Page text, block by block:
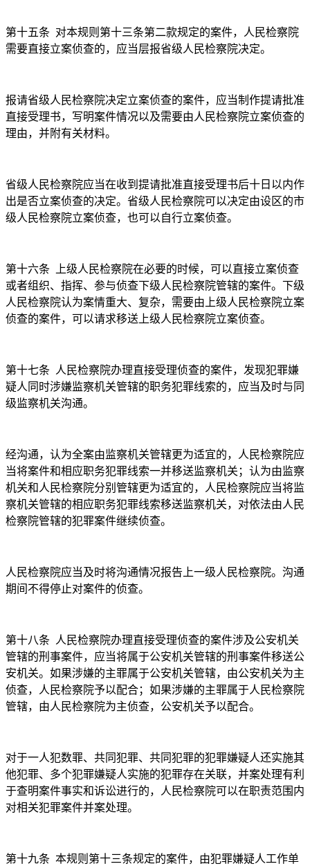
第十五条 对本规则第十三条第二款规定的案件，人民检察院
需要直接立案侦查的，应当层报省级人民检察院决定。
报请省级人民检察院决定立案侦查的案件，应当制作提请批准
直接受理书，写明案件情况以及需要由人民检察院立案侦查的
理由，并附有关材料。
省级人民检察院应当在收到提请批准直接受理书后十日以内作
出是否立案侦查的决定。省级人民检察院可以决定由设区的市
级人民检察院立案侦查，也可以自行立案侦查。
第十六条
上级人民检察院在必要的时候，可以直接立案侦查
或者组织、指挥、参与侦查下级人民检察院管辖的案件。下级
人民检察院认为案情重大、复杂，需要由上级人民检察院立案
侦查的案件，可以请求移送上级人民检察院立案侦查。
第十七条
人民检察院办理直接受理侦查的案件，发现犯罪嫌
疑人同时涉嫌监察机关管辖的职务犯罪线索的，应当及时与同
级监察机关沟通。
经沟通，认为全案由监察机关管辖更为适宜的，人民检察院应
当将案件和相应职务犯罪线索一并移送监察机关；认为由监察
机关和人民检察院分别管辖更为适宜的，人民检察院应当将监
察机关管辖的相应职务犯罪线索移送监察机关，对依法由人民
检察院管辖的犯罪案件继续侦查。
人民检察院应当及时将沟通情况报告上一级人民检察院。沟通
期间不得停止对案件的侦查。
第十八条
人民检察院办理直接受理侦查的案件涉及公安机关
管辖的刑事案件，应当将属于公安机关管辖的刑事案件移送公
安机关。如果涉嫌的主罪属于公安机关管辖，由公安机关为主
侦查，人民检察院予以配合；如果涉嫌的主罪属于人民检察院
管辖，由人民检察院为主侦查，公安机关予以配合。
对于一人犯数罪、共同犯罪、共同犯罪的犯罪嫌疑人还实施其
他犯罪、多个犯罪嫌疑人实施的犯罪存在关联，并案处理有利
于查明案件事实和诉讼进行的，人民检察院可以在职责范围内
对相关犯罪案件并案处理。
第十九条 本规则第十三条规定的案件，由犯罪嫌疑人工作单